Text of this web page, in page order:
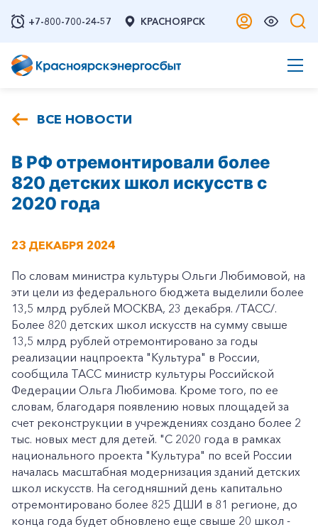
+7-800-700-24-57 КРАСНОЯРСК
ВСЕ НОВОСТИ
В РФ отремонтировали более
820 детских школ искусств с
2020 года
23 ДЕКАБРЯ 2024
По словам министра культуры Ольги Любимовой, на
эти цели из федерального бюджета выделили более
13,5 млрд рублей МОСКВА, 23 декабря. /ТАСС/.
Более 820 детских школ искусств на сумму свыше
13,5 млрд рублей отремонтировано за годы
реализации нацпроекта "Культура" в России,
сообщила ТАСС министр культуры Российской
Федерации Ольга Любимова. Кроме того, по ее
словам, благодаря появлению новых площадей за
счет реконструкции в учреждениях создано более 2
тыс. новых мест для детей. "С 2020 года в рамках
национального проекта "Культура" по всей России
началась масштабная модернизация зданий детских
школ искусств. На сегодняшний день капитально
отремонтировано более 825 ДШИ в 81 регионе, до
конца года будет обновлено еще свыше 20 школ -